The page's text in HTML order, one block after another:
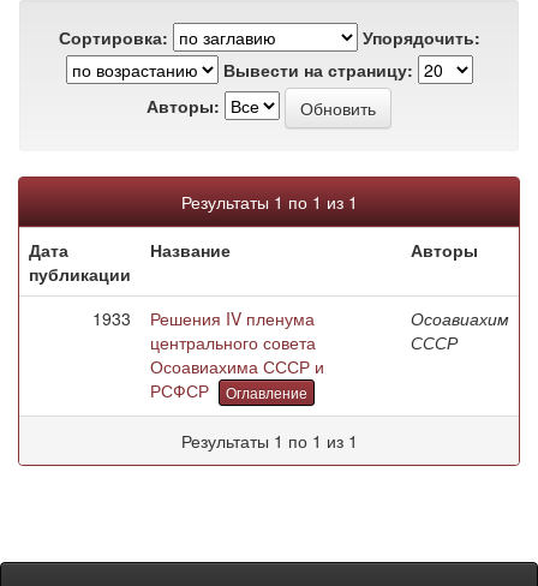
Сортировка:
Упорядочить:
Вывести на страницу:
Авторы:
Результаты 1 по 1 из 1
Дата
публикации
Название Авторы
1933
Решения IV пленума
центрального совета
Осоавиахима СССР и
РСФСР
Оглавление
Осоавиахим
СССР
Результаты 1 по 1 из 1